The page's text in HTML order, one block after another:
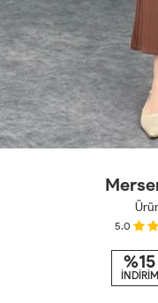
5.0
%15
İNDİRİM